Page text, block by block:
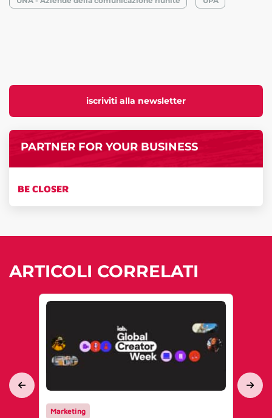
iscriviti alla newsletter
PARTNER FOR YOUR BUSINESS
BE CLOSER
ARTICOLI CORRELATI
Marketing